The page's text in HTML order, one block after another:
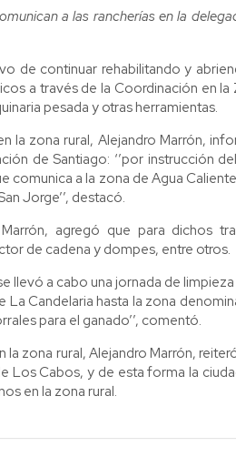
a las rancherías en la
de continuar rehabilitando y
a través de la Coordinación en la
pesada y otras herramientas.
la zona rural, Alejandro Marrón,
de Santiago: ‘’por instrucción
comunica a la zona de Agua
Jorge’’, destacó.
agregó que para dichos
de cadena y dompes, entre otros.
llevó a cabo una jornada de
La Candelaria hasta la zona
para el ganado’’, comentó.
zona rural, Alejandro Marrón,
Los Cabos, y de esta forma la
en la zona rural.